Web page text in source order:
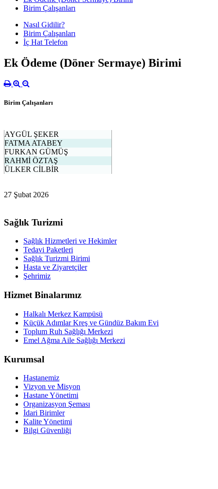
Birim Çalışanları
Nasıl Gidilir?
Birim Çalışanları
İç Hat Telefon
Ek Ödeme (Döner Sermaye) Birimi
Birim Çalışanları
AYGÜL ŞEKER
FATMA ATABEY
FURKAN GÜMÜŞ
RAHMİ ÖZTAŞ
ÜLKER CİLBİR
27 Şubat 2026
Sağlık Turizmi
Sağlık Hizmetleri ve Hekimler
Tedavi Paketleri
Sağlık Turizmi Birimi
Hasta ve Ziyaretçiler
Şehrimiz
Hizmet Binalarımız
Halkalı Merkez Kampüsü
Küçük Adımlar Kreş ve Gündüz Bakım Evi
Toplum Ruh Sağlığı Merkezi
Emel Ağma Aile Sağlığı Merkezi
Kurumsal
Hastanemiz
Vizyon ve Misyon
Hastane Yönetimi
Organizasyon Şeması
İdari Birimler
Kalite Yönetimi
Bilgi Güvenliği